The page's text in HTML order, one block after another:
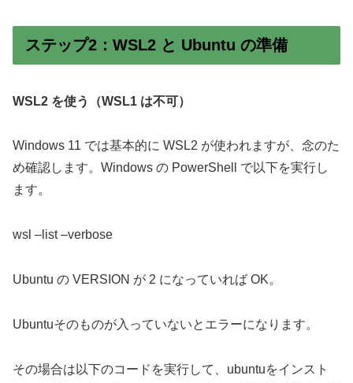
ステップ2：WSL2 と Ubuntu の準備
WSL2 を使う（WSL1 は不可）
Windows 11 では基本的に WSL2 が使われますが、念のた
め確認します。Windows の PowerShell で以下を実行し
ます。
wsl –list –verbose
Ubuntu の VERSION が 2 になっていれば OK。
Ubuntuそのものが入っていないとエラーになります。
その場合は以下のコードを実行して、ubuntuをインスト